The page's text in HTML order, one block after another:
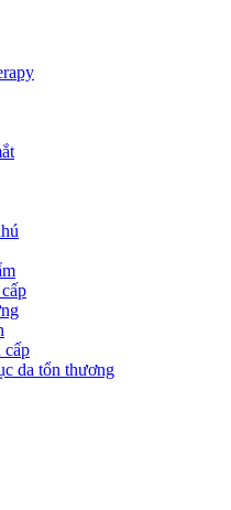
cấp
da tổn thương